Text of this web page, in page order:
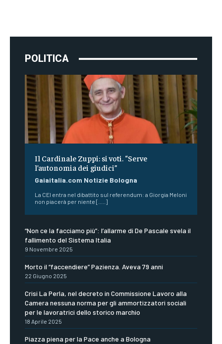
POLITICA
Il Cardinale Zuppi: si voti. “Serve
l’autonomia dei giudici”
Gaiaitalia.com Notizie Bologna
La CEI entra nel dibattito sul referendum: a Giorgia Meloni
non piacerà per niente [.....]
“Non ce la facciamo più”: l’allarme di De Pascale svela il
fallimento del Sistema Italia
9 Novembre 2025
Morto il “faccendiere” Pazienza. Aveva 79 anni
22 Giugno 2025
Crisi La Perla, nel decreto in Commissione Lavoro alla
Camera nessuna norma per gli ammortizzatori sociali
per le lavoratrici dello storico marchio
18 Aprile 2025
Piazza piena per la Pace anche a Bologna